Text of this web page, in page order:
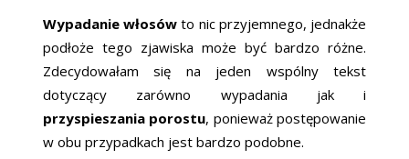
Wypadanie włosówto nic przyjemnego, jednakże
podłoże tego zjawiska może być bardzo różne.
Zdecydowałam się na jeden wspólny tekst
dotyczący zarówno wypadania jak i
przyspieszania porostu, ponieważ postępowanie
w obu przypadkach jest bardzo podobne.